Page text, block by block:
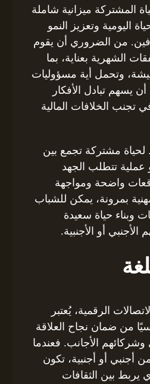
المشتركة ميزانية شاملة
اليومية وتعزيز النمو
من الضروري أن يقوم
الشهرية بعناية، بما
وتحمل أية مسؤوليات
يسهم تبادل الأفكار
تجنب الخلافات المالية
لحياة مشتركة تجمع بين
عملية تتطلب الجهد
واضحة ومواجهة
بمرونة، يمكن للشباب
وبناء حياة سعيدة
أو الأجنبية.
الرقمية، يُعتبر
من ضمان نجاح العلاقة
الأجانب. فعندما
أجنبي أو أجنبية، تكون
يربط بين الثقافات